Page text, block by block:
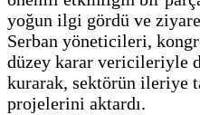
yoğun ilgi gördü ve
Serban yöneticileri,
düzey karar vericileriyle
kurarak, sektörün ileriye
projelerini aktardı.